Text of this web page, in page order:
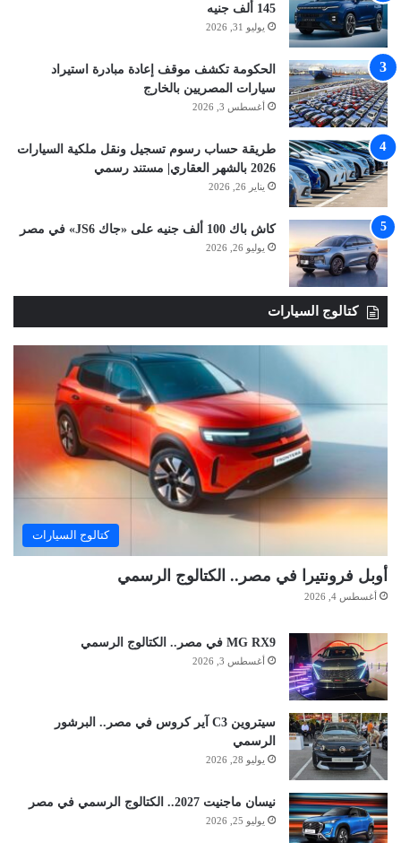
145 ألف جنيه
يوليو 31, 2026
الحكومة تكشف موقف إعادة مبادرة استيراد
سيارات المصريين بالخارج
أغسطس 3, 2026
طريقة حساب رسوم تسجيل ونقل ملكية السيارات
2026 بالشهر العقاري| مستند رسمي
يناير 26, 2026
كاش باك 100 ألف جنيه على «جاك JS6» في مصر
يوليو 26, 2026
كتالوج السيارات
كتالوج السيارات
أوبل فرونتيرا في مصر.. الكتالوج الرسمي
أغسطس 4, 2026
MG RX9 في مصر.. الكتالوج الرسمي
أغسطس 3, 2026
سيتروين C3 آير كروس في مصر.. البرشور
الرسمي
يوليو 28, 2026
نيسان ماجنيت 2027.. الكتالوج الرسمي في مصر
يوليو 25, 2026